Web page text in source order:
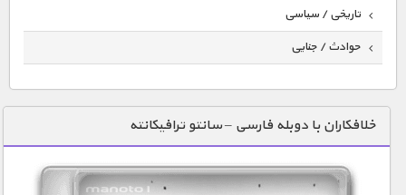
تاریخی / سیاسی
حوادث / جنایی
دنیای خوراکی ها
زمین شناسی / محیط زیست
سازه/ معماری/ مهندسی
خلافکاران با دوبله فارسی – سانتو ترافیكانته